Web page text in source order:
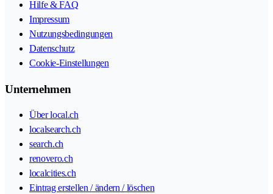
Hilfe & FAQ
Impressum
Nutzungsbedingungen
Datenschutz
Cookie-Einstellungen
Unternehmen
Über local.ch
localsearch.ch
search.ch
renovero.ch
localcities.ch
Eintrag erstellen / ändern / löschen